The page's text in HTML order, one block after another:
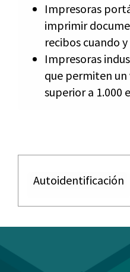
Impresoras
imprimir
recibos cuando
Impresoras
que permiten
superior a 1.000
Autoidentificación